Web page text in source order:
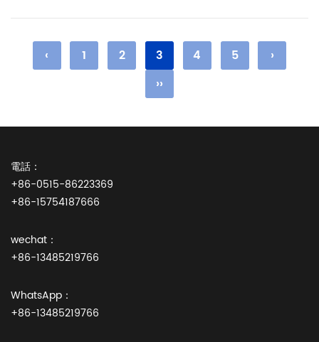
‹ 1 2 3 4 5
›
››
電話：
+86-0515-86223369
+86-15754187666
wechat：
+86-13485219766
WhatsApp：
+86-13485219766